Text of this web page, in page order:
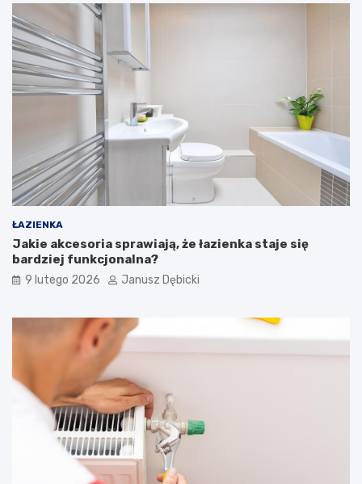
a
ć
?
z
e
g
o
t
o
s
ł
a
c
a
?
ŁAZIENKA
Jakie akcesoria sprawiają, że łazienka staje się
bardziej funkcjonalna?
9 lutego 2026 Janusz Dębicki